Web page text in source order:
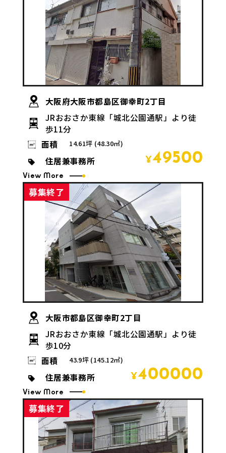
大阪府大阪市都島区御幸町2丁目
JRおおさか東線「城北公園通駅」より徒
歩11分
面積
14.61坪 (48.30㎡)
住居兼事務所 ¥49500
View More
募集終了
大阪市都島区御幸町2丁目
JRおおさか東線「城北公園通駅」より徒
歩10分
面積
43.9坪 (145.12㎡)
住居兼事務所 ¥400000
View More
募集終了